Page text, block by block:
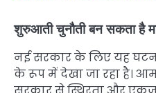
शुरुआती चुनौती बन सकता है
नई सरकार के लिए यह
के रूप में देखा जा रहा है।